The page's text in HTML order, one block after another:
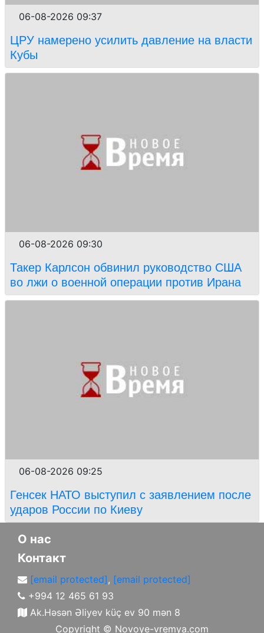
06-08-2026 09:37
ЦРУ намерено усилить давление на власти
Кубы
06-08-2026 09:30
Такер Карлсон обвинил руководство США
во лжи о военной операции против Ирана
06-08-2026 09:25
Генсек НАТО выступил с заявлением после
ударов России по Киеву
О нас
Контакт
[email protected], [email protected]
+994 12 465 61 93
Ak.Həsən Əliyev küç ev 90 mən 8
Copyright © Novoye-vremya.com